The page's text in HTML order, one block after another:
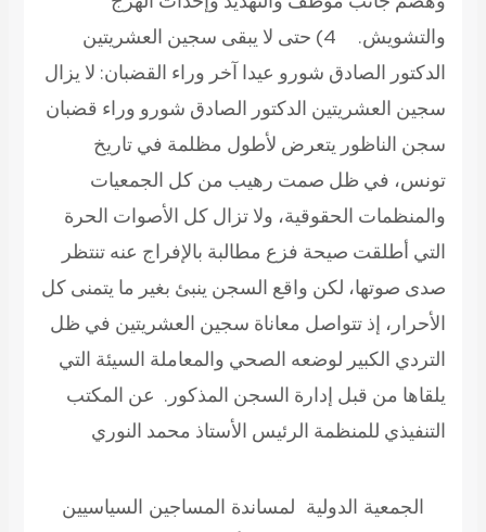
والتشويش.
4) حتى لا يبقى سجين العشريتين
الدكتور الصادق شورو عيدا آخر وراء القضبان: لا يزال
سجين العشريتين الدكتور الصادق شورو وراء قضبان
سجن الناظور يتعرض لأطول مظلمة في تاريخ
تونس، في ظل صمت رهيب من كل الجمعيات
والمنظمات الحقوقية، ولا تزال كل الأصوات الحرة
التي أطلقت صيحة فزع مطالبة بالإفراج عنه تنتظر
صدى صوتها، لكن واقع السجن ينبئ بغير ما يتمنى كل
الأحرار، إذ تتواصل معاناة سجين العشريتين في ظل
التردي الكبير لوضعه الصحي والمعاملة السيئة التي
يلقاها من قبل إدارة السجن المذكور. عن المكتب
التنفيذي للمنظمة الرئيس الأستاذ محمد النوري
الجمعية الدولية لمساندة المساجين السياسيين